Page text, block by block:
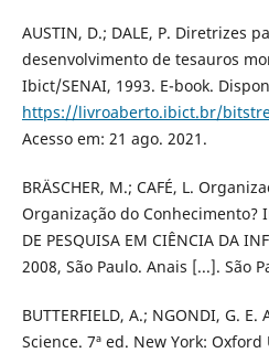
AUSTIN, D.; DALE, P. Diretrizes
desenvolvimento de tesauros
Ibict/SENAI, 1993. E-book.
https://livroaberto.ibict.br/
Acesso em: 21 ago. 2021.
BRÄSCHER, M.; CAFÉ, L.
Organização do Conhecimento?
DE PESQUISA EM CIÊNCIA DA
2008, São Paulo. Anais [...]. São
BUTTERFIELD, A.; NGONDI, G.
Science. 7ª ed. New York: